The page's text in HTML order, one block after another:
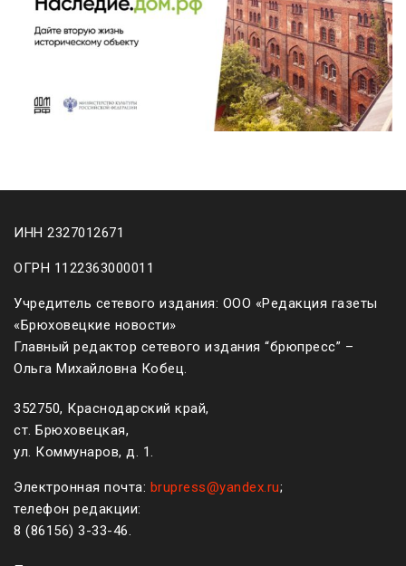
ИНН 2327012671
ОГРН 1122363000011
Учредитель сетевого издания: ООО «Редакция газеты
«Брюховецкие новости»
Главный редактор сетевого издания “брюпресс” –
Ольга Михайловна Кобец.
352750, Краснодарский край,
ст. Брюховецкая,
ул. Коммунаров, д. 1.
Электронная почта: brupress@yandex.ru;
телефон редакции:
8 (861 56) 3-33-46